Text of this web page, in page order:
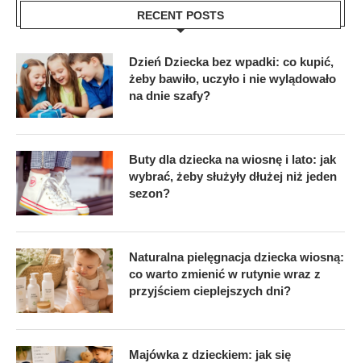
RECENT POSTS
Dzień Dziecka bez wpadki: co kupić,
żeby bawiło, uczyło i nie wylądowało
na dnie szafy?
Buty dla dziecka na wiosnę i lato: jak
wybrać, żeby służyły dłużej niż jeden
sezon?
Naturalna pielęgnacja dziecka wiosną:
co warto zmienić w rutynie wraz z
przyjściem cieplejszych dni?
Majówka z dzieckiem: jak się